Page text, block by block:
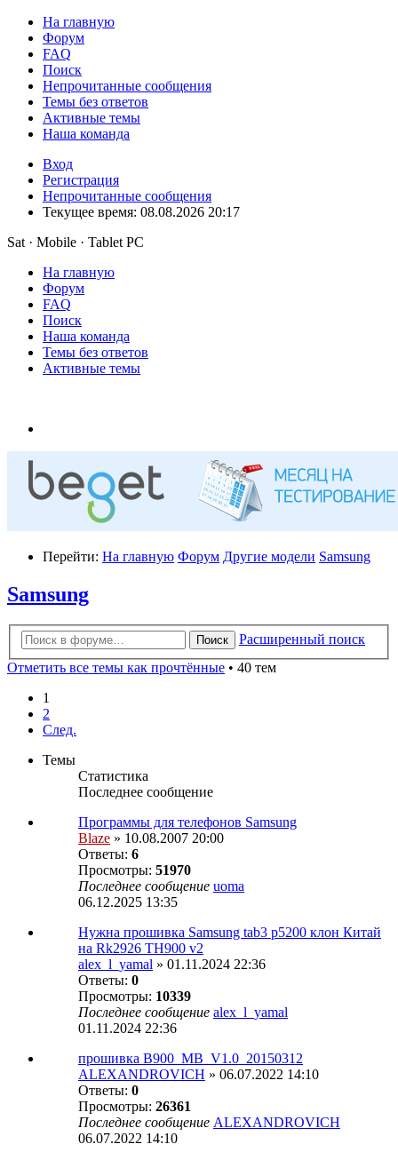
На главную
Форум
FAQ
Поиск
Непрочитанные сообщения
Темы без ответов
Активные темы
Наша команда
Вход
Регистрация
Непрочитанные сообщения
Текущее время: 08.08.2026 20:17
Sat · Mobile · Tablet PC
На главную
Форум
FAQ
Поиск
Наша команда
Темы без ответов
Активные темы
Перейти: На главную Форум Другие модели Samsung
Samsung
Поиск
Расширенный поиск
Отметить все темы как прочтённые • 40 тем
1
2
След.
Темы
Статистика
Последнее сообщение
Программы для телефонов Samsung
Blaze » 10.08.2007 20:00
Ответы: 6
Просмотры: 51970
Последнее сообщение uoma
06.12.2025 13:35
Нужна прошивка Samsung tab3 p5200 клон Китай
на Rk2926 TH900 v2
alex_l_yamal » 01.11.2024 22:36
Ответы: 0
Просмотры: 10339
Последнее сообщение alex_l_yamal
01.11.2024 22:36
прошивка B900_MB_V1.0_20150312
ALEXANDROVICH » 06.07.2022 14:10
Ответы: 0
Просмотры: 26361
Последнее сообщение ALEXANDROVICH
06.07.2022 14:10